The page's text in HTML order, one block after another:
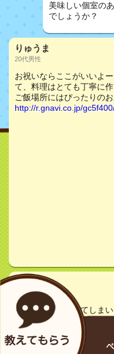
美味しい個室の
でしょうか？
りゅうま
20代男性
お祝いならここがいいよ
て、料理はとても丁寧に
ご飯場所にはぴったりのお
http://r.gnavi.co.jp/
ぺころす
30代女性
居酒屋さんになってしま
リエ監修のバーニャカウ
何歳か分からないですが
ーキも用意してくれます